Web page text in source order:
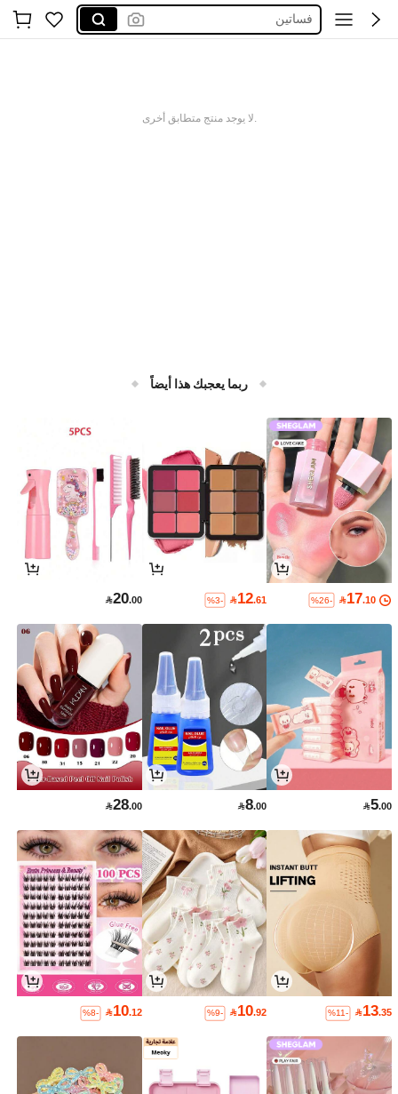
اكسسوارات
.لا يوجد منتج متطابق أخرى
ربما يعجبك هذا أيضاً
17.10
%26-
12.61
%3-
20.00
5.00
8.00
28.00
13.35
%11-
10.92
%9-
10.12
%8-